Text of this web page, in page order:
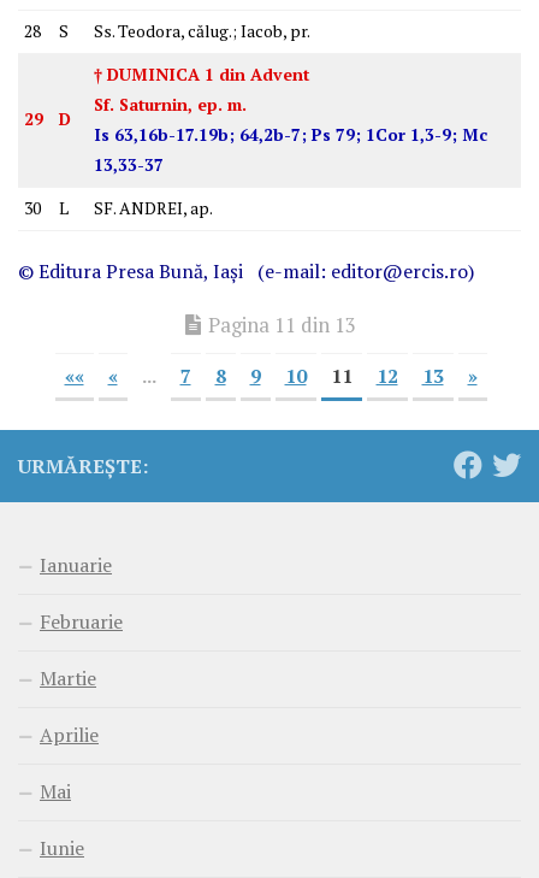
28
S Ss. Teodora, călug.; Iacob, pr.
29 D
† DUMINICA 1 din Advent
Sf. Saturnin, ep. m.
Is 63,16b-17.19b; 64,2b-7; Ps 79; 1Cor 1,3-9; Mc
13,33-37
30
L SF. ANDREI, ap.
© EdituraPresa Bună, Iaşi (e-mail: editor@ercis.ro)
Pagina 11 din 13
«« « ... 7 8 9 10 11 12 13 »
URMĂREȘTE:
Ianuarie
Februarie
Martie
Aprilie
Mai
Iunie